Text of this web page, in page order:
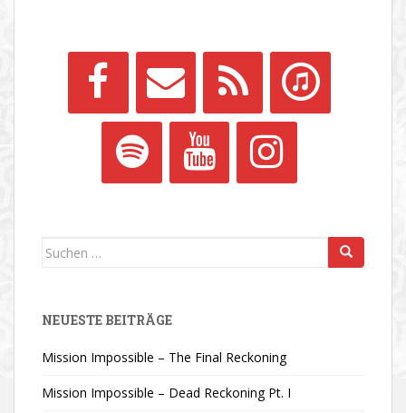
Suchen
NEUESTE BEITRÄGE
Mission Impossible – The Final Reckoning
Mission Impossible – Dead Reckoning Pt. I